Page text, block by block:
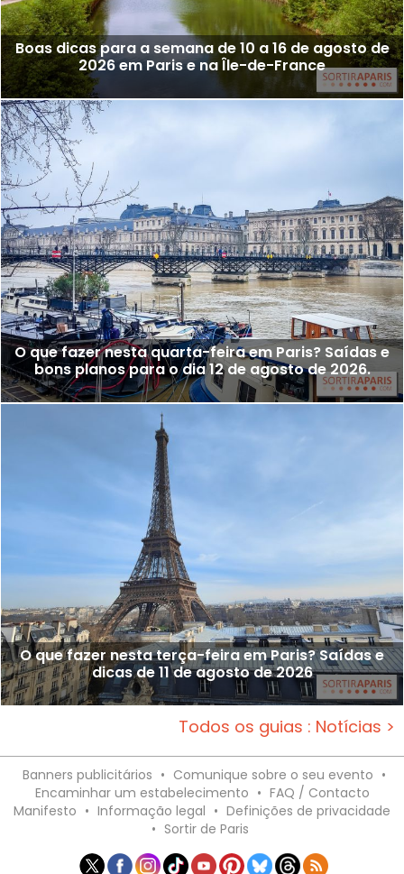
Boas dicas para a semana de 10 a 16 de agosto de
2026 em Paris e na Île-de-France
O que fazer nesta quarta-feira em Paris? Saídas e
bons planos para o dia 12 de agosto de 2026.
O que fazer nesta terça-feira em Paris? Saídas e
dicas de 11 de agosto de 2026
Todos os guias : Notícias >
Banners publicitários • Comunique sobre o seu evento •
Encaminhar um estabelecimento • FAQ / Contacto
Manifesto • Informação legal • Definições de privacidade
• Sortir de Paris